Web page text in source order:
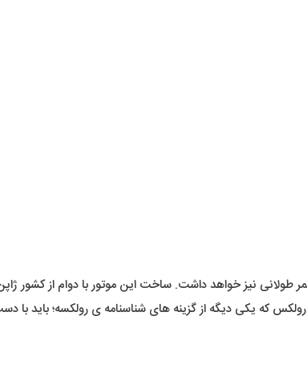
طولانی نیز خواهد داشت. ساخت این موتور با دوام از کشور
که یکی دیگه از گزینه های شناسنامه ی رولکسه؛ باید